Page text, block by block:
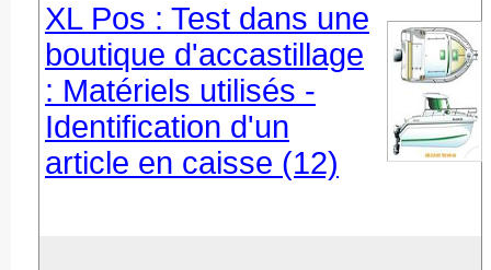
XL Pos : Test dans une
boutique d'accastillage
: Matériels utilisés -
Identification d'un
article en caisse (12)